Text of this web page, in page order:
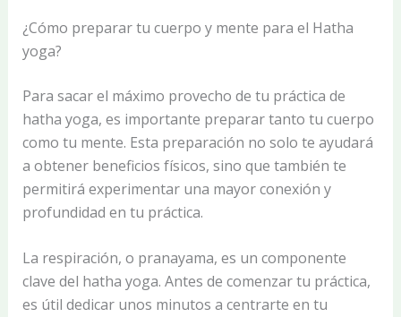
¿Cómo preparar tu cuerpo y mente para el Hatha
yoga?
Para sacar el máximo provecho de tu práctica de
hatha yoga, es importante preparar tanto tu cuerpo
como tu mente. Esta preparación no solo te ayudará
a obtener beneficios físicos, sino que también te
permitirá experimentar una mayor conexión y
profundidad en tu práctica.
La respiración, o pranayama, es un componente
clave del hatha yoga. Antes de comenzar tu práctica,
es útil dedicar unos minutos a centrarte en tu